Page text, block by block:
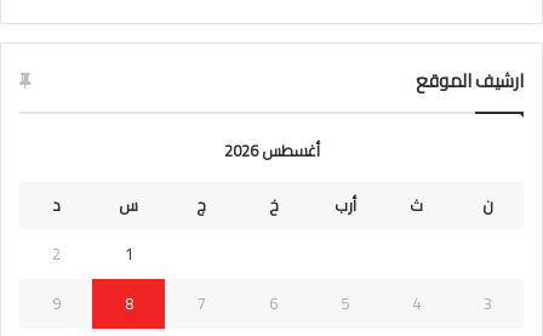
ارشيف الموقع
أغسطس 2026
ن
ث أرب خ ج س
د
1
2
3
4
5
6
7
8
9